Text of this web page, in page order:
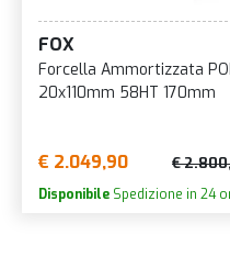
FOX
Forcella Ammortizzata
20x110mm 58HT 170mm
€ 2.049,90 €
Disponibile Spedizione in 24